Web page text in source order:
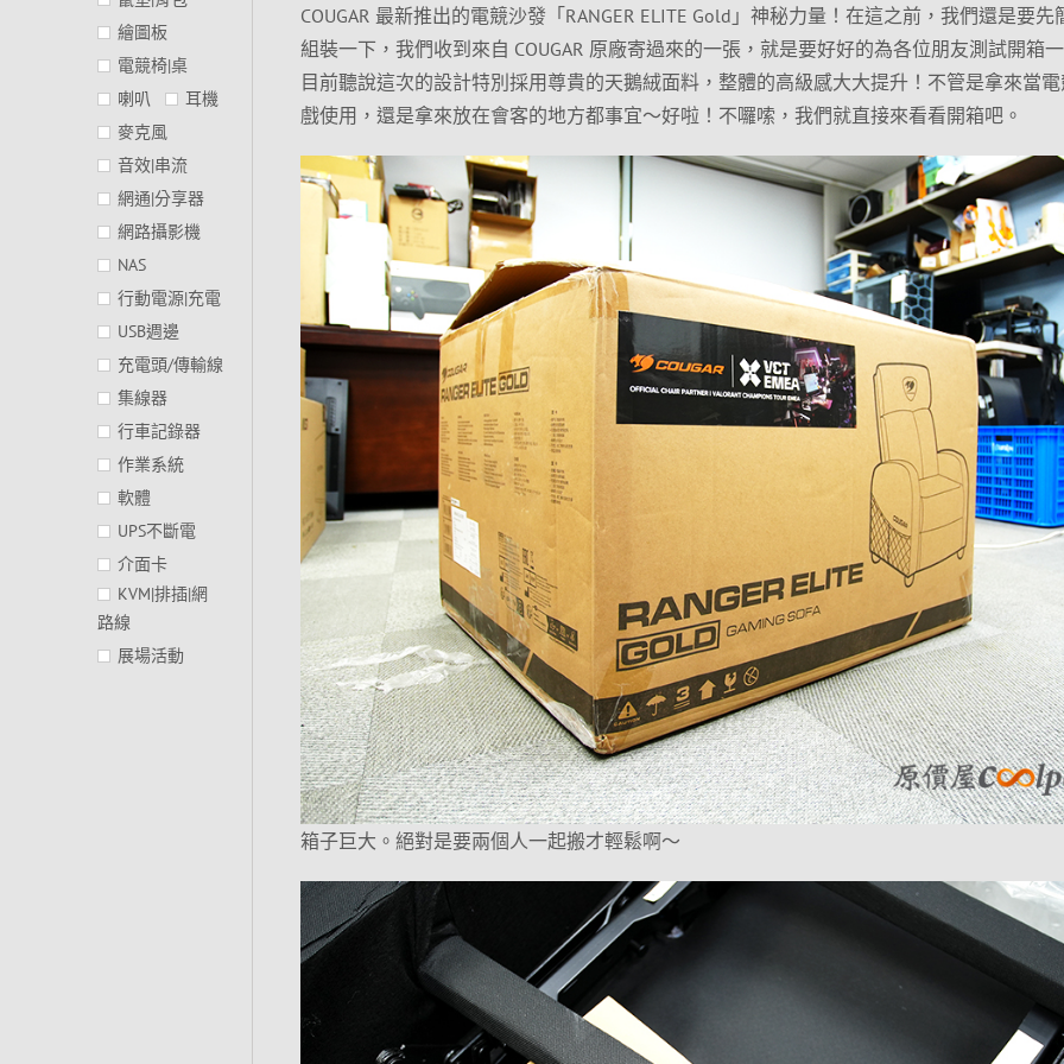
COUGAR 最新推出的電競沙發「RANGER ELITE Gold」神秘力量！在這之前，我們還是要先
組裝一下，我們收到來自 COUGAR 原廠寄過來的一張，就是要好好的為各位朋友測試開箱
目前聽說這次的設計特別採用尊貴的天鵝絨面料，整體的高級感大大提升！不管是拿來當
戲使用，還是拿來放在會客的地方都事宜～好啦！不囉嗦，我們就直接來看看開箱吧。
箱子巨大。絕對是要兩個人一起搬才輕鬆啊～
繪圖板
電競椅|桌
喇叭
耳機
麥克風
音效|串流
網通|分享器
網路攝影機
NAS
行動電源|充電
USB週邊
充電頭/傳輸線
集線器
行車記錄器
作業系統
軟體
UPS不斷電
介面卡
KVM|排插|網
路線
展場活動